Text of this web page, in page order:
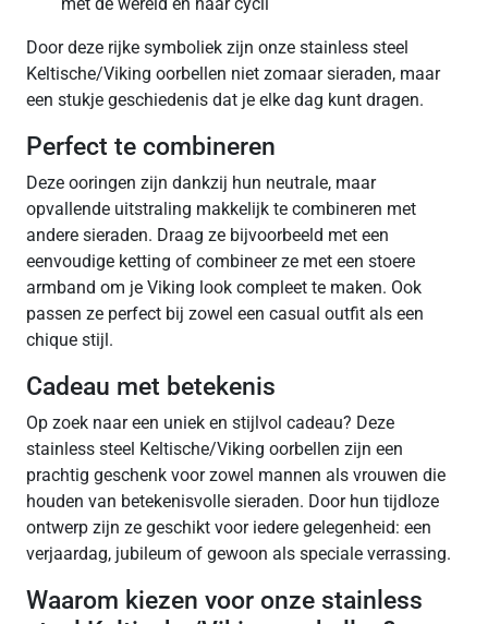
Door deze rijke symboliek zijn onze stainless steel
Keltische/Viking oorbellen niet zomaar sieraden, maar
een stukje geschiedenis dat je elke dag kunt dragen.
Perfect te combineren
Deze ooringen zijn dankzij hun neutrale, maar
opvallende uitstraling makkelijk te combineren met
andere sieraden. Draag ze bijvoorbeeld met een
eenvoudige ketting of combineer ze met een stoere
armband om je Viking look compleet te maken. Ook
passen ze perfect bij zowel een casual outfit als een
chique stijl.
Cadeau met betekenis
Op zoek naar een uniek en stijlvol cadeau? Deze
stainless steel Keltische/Viking oorbellen zijn een
prachtig geschenk voor zowel mannen als vrouwen die
houden van betekenisvolle sieraden. Door hun tijdloze
ontwerp zijn ze geschikt voor iedere gelegenheid: een
verjaardag, jubileum of gewoon als speciale verrassing.
Waarom kiezen voor onze stainless